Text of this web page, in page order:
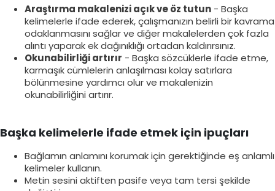
Araştırma makalenizi açık ve öz tutun - Başka
kelimelerle ifade ederek, çalışmanızın belirli bir kavrama
odaklanmasını sağlar ve diğer makalelerden çok fazla
alıntı yaparak ek dağınıklığı ortadan kaldırırsınız.
Okunabilirliği artırır - Başka sözcüklerle ifade etme,
karmaşık cümlelerin anlaşılması kolay satırlara
bölünmesine yardımcı olur ve makalenizin
okunabilirliğini artırır.
Başka kelimelerle ifade etmek için ipuçları
Bağlamın anlamını korumak için gerektiğinde eş anlamlı
kelimeler kullanın.
Metin sesini aktiften pasife veya tam tersi şekilde